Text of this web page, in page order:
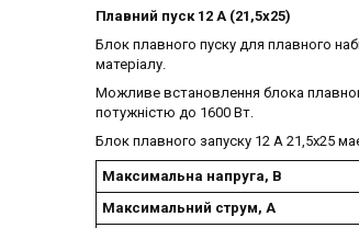
Плавний пуск 12 А (21,5х25)
Блок плавного пуску для плавного
матеріалу.
Можливе встановлення блока
потужністю до 1600 Вт.
Блок плавного запуску 12 А 21,5х25
Максимальна напруга, B
Максимальний струм, А